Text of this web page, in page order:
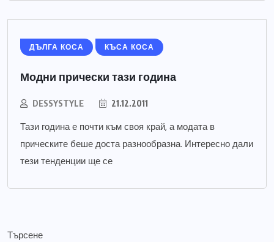
ДЪЛГА КОСА КЪСА КОСА
Модни прически тази година
DESSYSTYLE 21.12.2011
Тази година е почти към своя край, а модата в
прическите беше доста разнообразна. Интересно дали
тези тенденции ще се
Търсене